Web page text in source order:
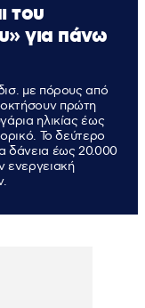
του
για πάνω
με πόρους από
πρώτη
ηλικίας έως
Το δεύτερο
δάνεια έως 20.000
ενεργειακή